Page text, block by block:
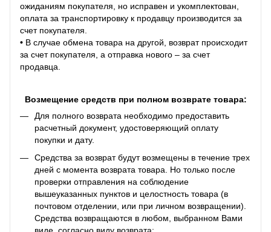
ожиданиям покупателя, но исправен и укомплектован,
оплата за транспортировку к продавцу производится за
счет покупателя.
• В случае обмена товара на другой, возврат происходит
за счет покупателя, а отправка нового – за счет
продавца.
Возмещение средств при полном возврате товара:
Для полного возврата необходимо предоставить
расчетный документ, удостоверяющий оплату
покупки и дату.
Средства за возврат будут возмещены в течение трех
дней с момента возврата товара. Но только после
проверки отправления на соблюдение
вышеуказанных пунктов и целостность товара (в
почтовом отделении, или при личном возвращении).
Средства возвращаются в любом, выбранном Вами
виде, согласно виду возврата: